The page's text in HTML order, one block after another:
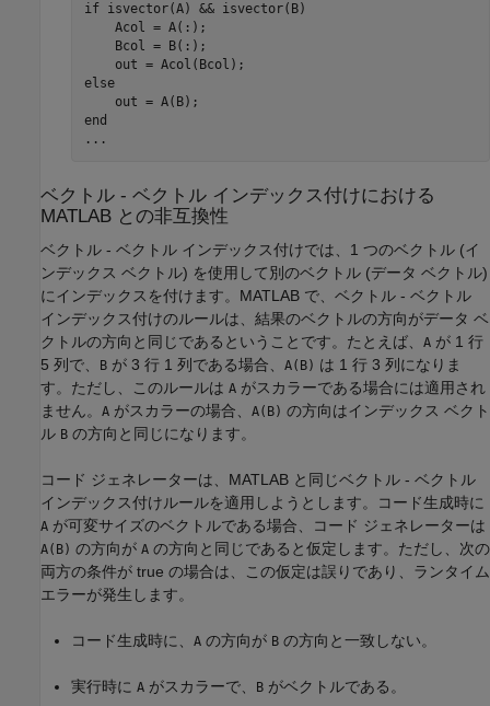
if isvector(A) && isvector(B)
    Acol = A(:);
    Bcol = B(:);
else
end
...
ベクトル - ベクトル インデックス付けにおける
MATLAB との非互換性
ベクトル - ベクトル インデックス付けでは、1 つのベクトル (イ
ンデックス ベクトル) を使用して別のベクトル (データ ベクトル)
にインデックスを付けます。MATLAB で、ベクトル - ベクトル
インデックス付けのルールは、結果のベクトルの方向がデータ ベ
クトルの方向と同じであるということです。たとえば、 A が 1 行
5 列で、
B が 3 行 1 列である場合、 A(B) は 1 行 3 列になりま
す。ただし、このルールは A がスカラーである場合には適用され
ません。 A がスカラーの場合、 A(B) の方向はインデックス ベクト
ル B の方向と同じになります。
コード ジェネレーターは、MATLAB と同じベクトル - ベクトル
インデックス付けルールを適用しようとします。コード生成時に
A が可変サイズのベクトルである場合、コード ジェネレーターは
A(B) の方向が A の方向と同じであると仮定します。ただし、次の
両方の条件が true の場合は、この仮定は誤りであり、ランタイム
エラーが発生します。
コード生成時に、 A の方向が B の方向と一致しない。
実行時に A がスカラーで、 B がベクトルである。